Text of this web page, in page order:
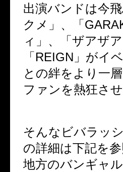
出演バンドは今
クメ」、「
ィ」、「ザアザ
「REIGN」がイ
との絆をより一
ファンを熱狂さ
そんなビバラッ
の詳細は下記を参
地方のバンギャ